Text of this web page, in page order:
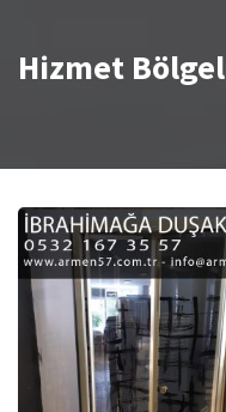
Hizmet